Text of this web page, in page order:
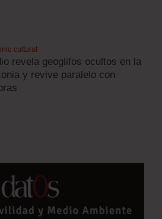
cultural
revela geoglifos ocultos en la
y revive paralelo con